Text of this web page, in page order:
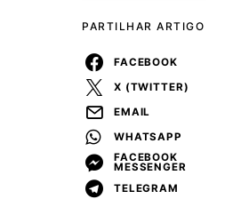
PARTILHAR ARTIGO
FACEBOOK
X (TWITTER)
EMAIL
WHATSAPP
FACEBOOK
MESSENGER
TELEGRAM